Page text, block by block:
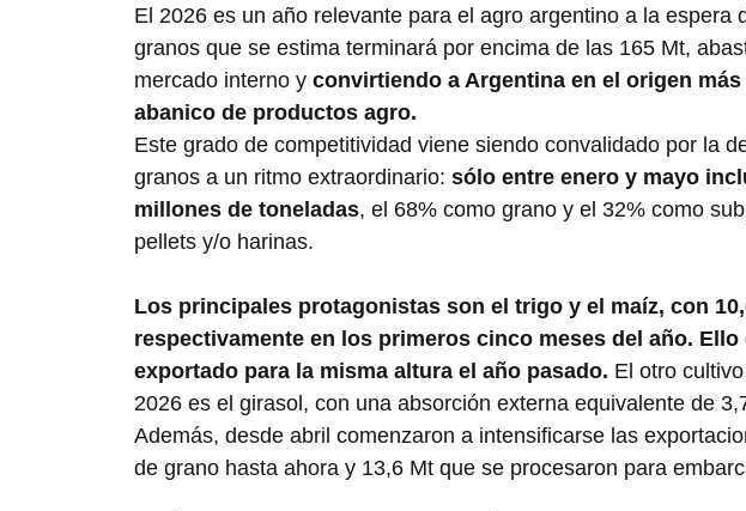
El 2026 es un año relevante para el agro argentino a la espera
granos que se estima terminará por encima de las 165 Mt,
mercado interno y convirtiendo a Argentina en el origen
abanico de productos agro.
Este grado de competitividad viene siendo convalidado por la
granos a un ritmo extraordinario: sólo entre enero y mayo
millones de toneladas, el 68% como grano y el 32% como
pellets y/o harinas.
Los principales protagonistas son el trigo y el maíz, con
respectivamente en los primeros cinco meses del año. Ello
exportado para la misma altura el año pasado. El otro
2026 es el girasol, con una absorción externa equivalente de
Además, desde abril comenzaron a intensificarse las
de grano hasta ahora y 13,6 Mt que se procesaron para